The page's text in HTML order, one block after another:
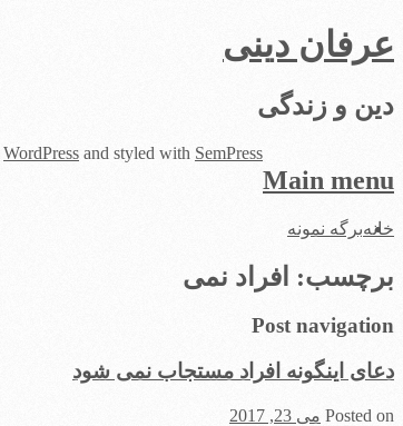
عرفان دینی
دین و زندگی
Main menu
Skip
خانهبرگه نمونه
برچسب: افراد نمی
Post navigation
دعای اینگونه افراد مستجاب نمی شود
Posted on می 23, 2017
WordPress and styled with SemPress